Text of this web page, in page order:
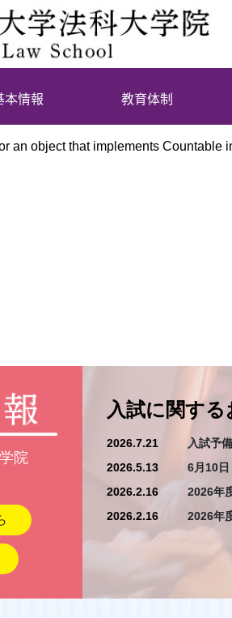
本情報 教育体制
an object that implements Countable
院
入試に関す
2026.7.21
入試予
2026.5.13
6月10
2026.2.16
2026年
2026.2.16
2026年